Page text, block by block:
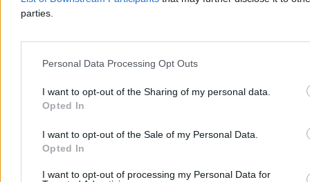
parties.
Personal Data Processing Opt Outs
I want to opt-out of the Sharing of my personal data.
Opted In
I want to opt-out of the Sale of my Personal Data.
Opted In
I want to opt-out of processing my Personal Data for
2 min
Reklama